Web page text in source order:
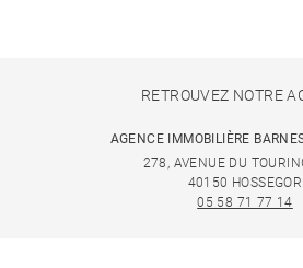
RETROUVEZ NOTRE
AGENCE IMMOBILIÈRE
278, AVENUE DU
40150 HOSSEGOR
05 58 71 77 14